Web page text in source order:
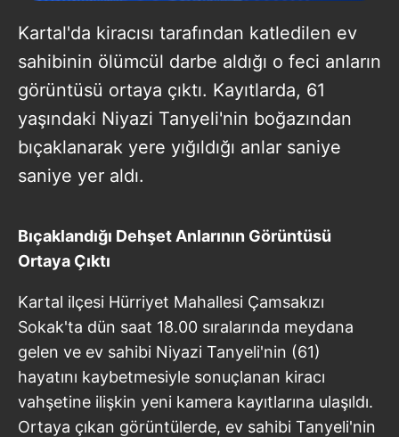
Kartal'da kiracısı tarafından katledilen ev
sahibinin ölümcül darbe aldığı o feci anların
görüntüsü ortaya çıktı. Kayıtlarda, 61
yaşındaki Niyazi Tanyeli'nin boğazından
bıçaklanarak yere yığıldığı anlar saniye
saniye yer aldı.
Bıçaklandığı Dehşet Anlarının Görüntüsü
Ortaya Çıktı
Kartal ilçesi Hürriyet Mahallesi Çamsakızı
Sokak'ta dün saat 18.00 sıralarında meydana
gelen ve ev sahibi Niyazi Tanyeli'nin (61)
hayatını kaybetmesiyle sonuçlanan kiracı
vahşetine ilişkin yeni kamera kayıtlarına ulaşıldı.
Ortaya çıkan görüntülerde, ev sahibi Tanyeli'nin